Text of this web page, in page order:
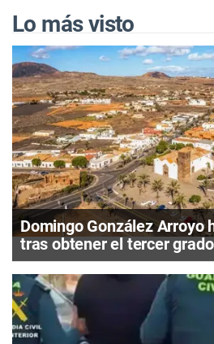
Lo más visto
Domingo González Arroyo
tras obtener el tercer